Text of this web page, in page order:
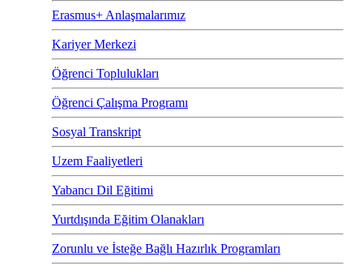
Erasmus+ Anlaşmalarımız
Kariyer Merkezi
Öğrenci Toplulukları
Öğrenci Çalışma Programı
Sosyal Transkript
Uzem Faaliyetleri
Yabancı Dil Eğitimi
Yurtdışında Eğitim Olanakları
Zorunlu ve İsteğe Bağlı Hazırlık Programları